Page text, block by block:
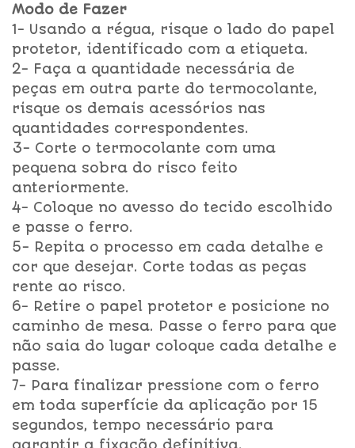
Modo de Fazer
1- Usando a régua, risque o lado do papel
protetor, identificado com a etiqueta.
2- Faça a quantidade necessária de
peças em outra parte do termocolante,
risque os demais acessórios nas
quantidades correspondentes.
3- Corte o termocolante com uma
pequena sobra do risco feito
anteriormente.
4- Coloque no avesso do tecido escolhido
e passe o ferro.
5- Repita o processo em cada detalhe e
cor que desejar. Corte todas as peças
rente ao risco.
6- Retire o papel protetor e posicione no
caminho de mesa. Passe o ferro para que
não saia do lugar coloque cada detalhe e
passe.
7- Para finalizar pressione com o ferro
em toda superfície da aplicação por 15
segundos, tempo necessário para
garantir a fixação definitiva.